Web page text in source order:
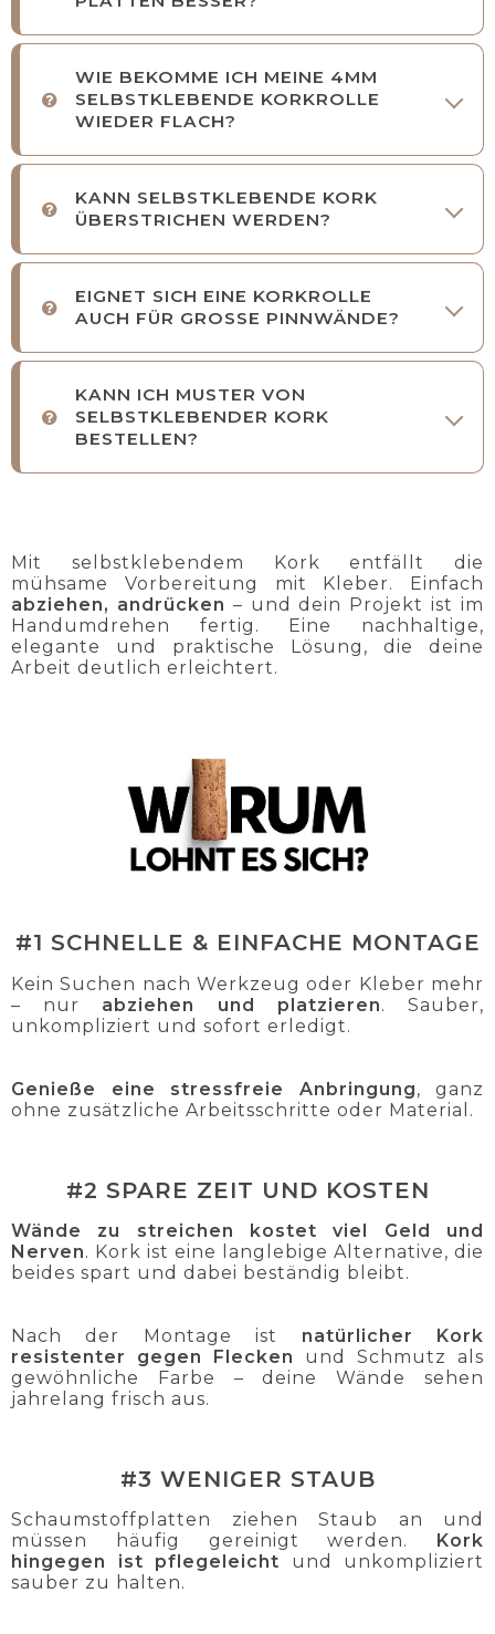
WIE BEKOMME ICH MEINE 4MM
SELBSTKLEBENDE KORKROLLE
WIEDER FLACH?
KANN SELBSTKLEBENDE KORK
ÜBERSTRICHEN WERDEN?
EIGNET SICH EINE KORKROLLE
AUCH FÜR GROSSE PINNWÄNDE?
KANN ICH MUSTER VON
SELBSTKLEBENDER KORK
BESTELLEN?
Mit selbstklebendem Kork entfällt die
mühsame Vorbereitung mit Kleber. Einfach
abziehen, andrücken – und dein Projekt ist im
Handumdrehen fertig. Eine nachhaltige,
elegante und praktische Lösung, die deine
Arbeit deutlich erleichtert.
#1 SCHNELLE & EINFACHE MONTAGE
Kein Suchen nach Werkzeug oder Kleber mehr
– nur abziehen und platzieren. Sauber,
unkompliziert und sofort erledigt.
Genieße eine stressfreie Anbringung, ganz
ohne zusätzliche Arbeitsschritte oder Material.
#2 SPARE ZEIT UND KOSTEN
Wände zu streichen kostet viel Geld und
Nerven. Kork ist eine langlebige Alternative, die
beides spart und dabei beständig bleibt.
Nach der Montage ist natürlicher Kork
resistenter gegen Flecken
und Schmutz als
gewöhnliche Farbe – deine Wände sehen
jahrelang frisch aus.
#3 WENIGER STAUB
Schaumstoffplatten ziehen Staub an und
müssen häufig gereinigt werden.
Kork
hingegen ist pflegeleicht und unkompliziert
sauber zu halten.